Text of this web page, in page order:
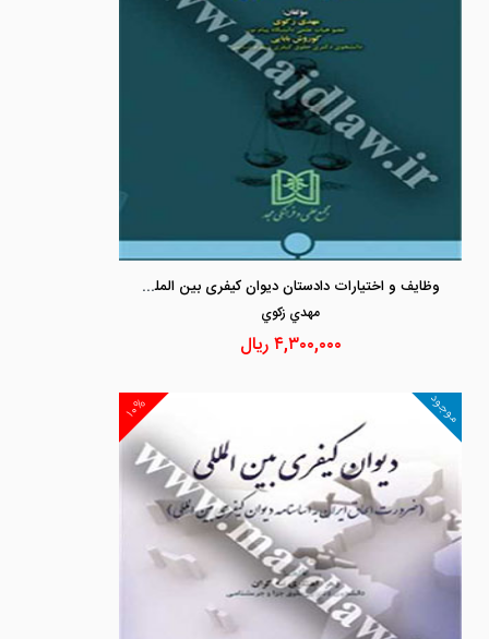
وظایف و اختیارات دادستان دیوان کیفری بین المللی
مهدي زكوي
۴,۳۰۰,۰۰۰ریال
۱۰% موجود